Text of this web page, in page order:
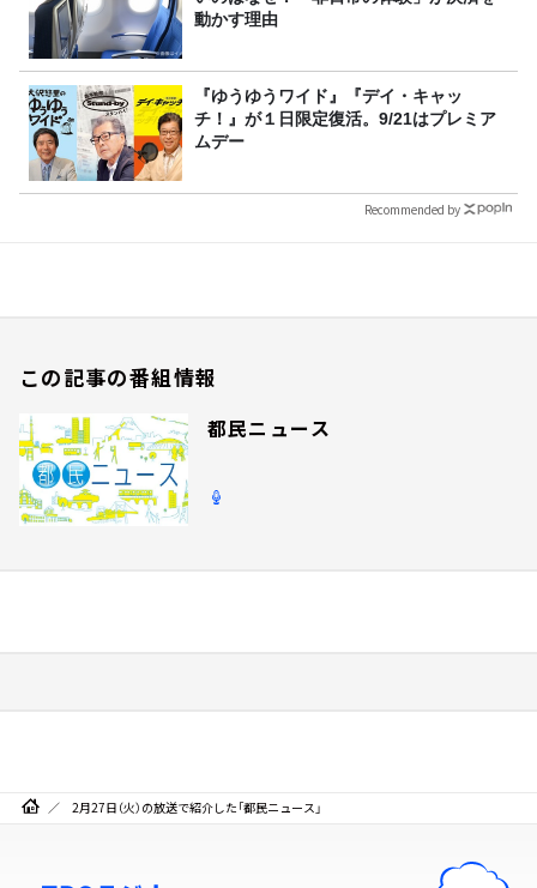
動かす理由
『ゆうゆうワイド』『デイ・キャッ
チ！』が１日限定復活。9/21はプレミア
ムデー
Recommended by
この記事の番組情報
都民ニュース
2月27日（火）の放送で紹介した「都民ニュース」